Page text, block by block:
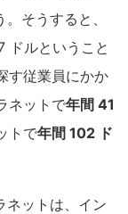
そうすると、
ドルということ
す従業員にかか
ネットで年間 41
トで年間 102 ド
ネットは、イン